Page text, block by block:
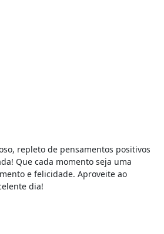
repleto de pensamentos positivos
Que cada momento seja uma
e felicidade. Aproveite ao
dia!